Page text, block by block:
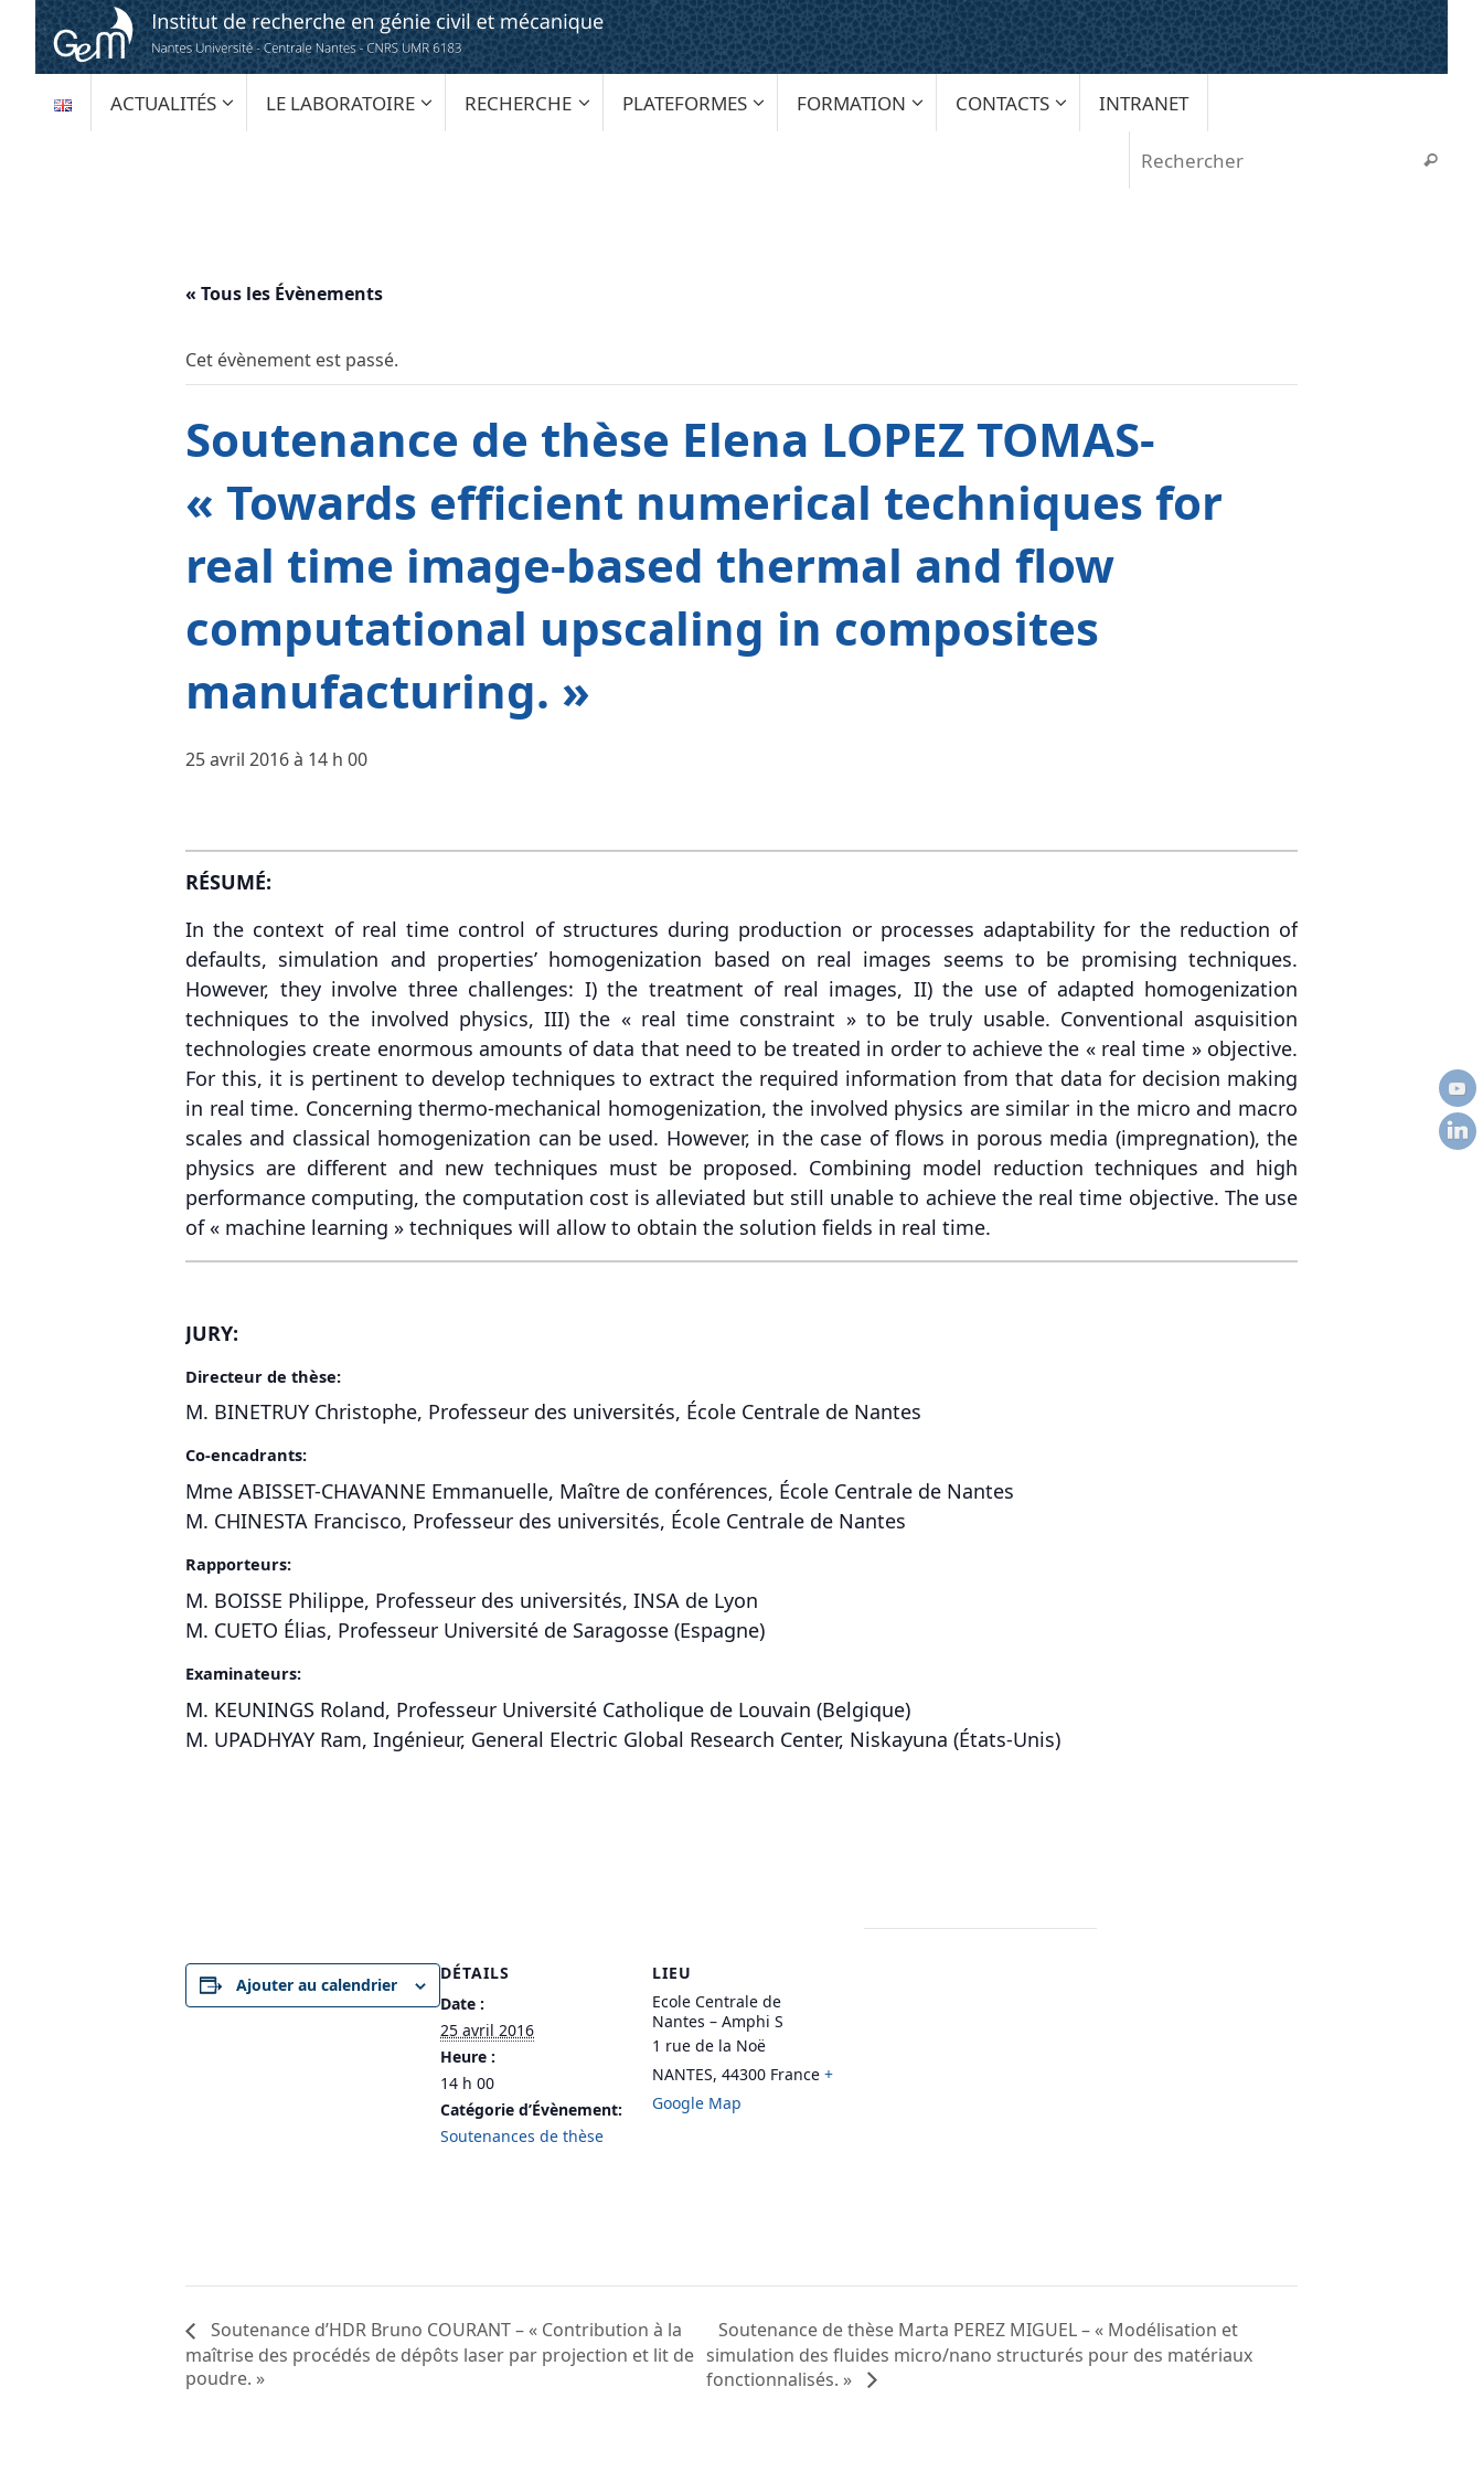
Passer
contenu
AU
CONTENU
ACTUALITÉS LE LABORATOIRE RECHERCHE PLATEFORMES FORMATION CONTACTS INTRANET
« Tous les Évènements
Cet évènement est passé.
Soutenance de thèse Elena LOPEZ TOMAS-
« Towards efficient numerical techniques for
real time image-based thermal and flow
computational upscaling in composites
manufacturing. »
25 avril 2016 à 14 h 00
RÉSUMÉ:
In the context of real time control of structures during production or processes adaptability for the reduction of
defaults, simulation and properties’ homogenization based on real images seems to be promising techniques.
However, they involve three challenges: I) the treatment of real images, II) the use of adapted homogenization
techniques to the involved physics, III) the « real time constraint » to be truly usable. Conventional asquisition
technologies create enormous amounts of data that need to be treated in order to achieve the « real time » objective.
For this, it is pertinent to develop techniques to extract the required information from that data for decision making
in real time. Concerning thermo-mechanical homogenization, the involved physics are similar in the micro and macro
scales and classical homogenization can be used. However, in the case of flows in porous media (impregnation), the
physics are different and new techniques must be proposed. Combining model reduction techniques and high
performance computing, the computation cost is alleviated but still unable to achieve the real time objective. The use
of « machine learning » techniques will allow to obtain the solution fields in real time.
JURY:
Directeur de thèse:
M. BINETRUY Christophe, Professeur des universités, École Centrale de Nantes
Co-encadrants:
Mme ABISSET-CHAVANNE Emmanuelle, Maître de conférences, École Centrale de Nantes
M. CHINESTA Francisco, Professeur des universités, École Centrale de Nantes
Rapporteurs:
M. BOISSE Philippe, Professeur des universités, INSA de Lyon
M. CUETO Élias, Professeur Université de Saragosse (Espagne)
Examinateurs:
M. KEUNINGS Roland, Professeur Université Catholique de Louvain (Belgique)
M. UPADHYAY Ram, Ingénieur, General Electric Global Research Center, Niskayuna (États-Unis)
Ajouter au calendrier
DÉTAILS
Date :
25 avril 2016
Heure :
14 h 00
Catégorie d’Évènement:
Soutenances de thèse
LIEU
Ecole Centrale de
Nantes – Amphi S
1 rue de la Noë
NANTES, 44300 France +
Google Map
Soutenance d’HDR Bruno COURANT – « Contribution à la
maîtrise des procédés de dépôts laser par projection et lit de
poudre. »
Soutenance de thèse Marta PEREZ MIGUEL – « Modélisation et
simulation des fluides micro/nano structurés pour des matériaux
fonctionnalisés. »